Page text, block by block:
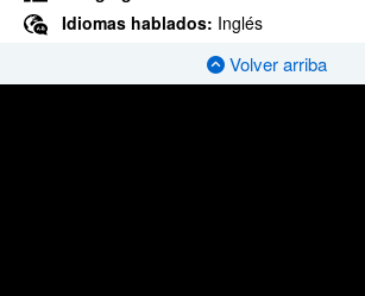
Idiomas hablados: Inglés
Volver arriba